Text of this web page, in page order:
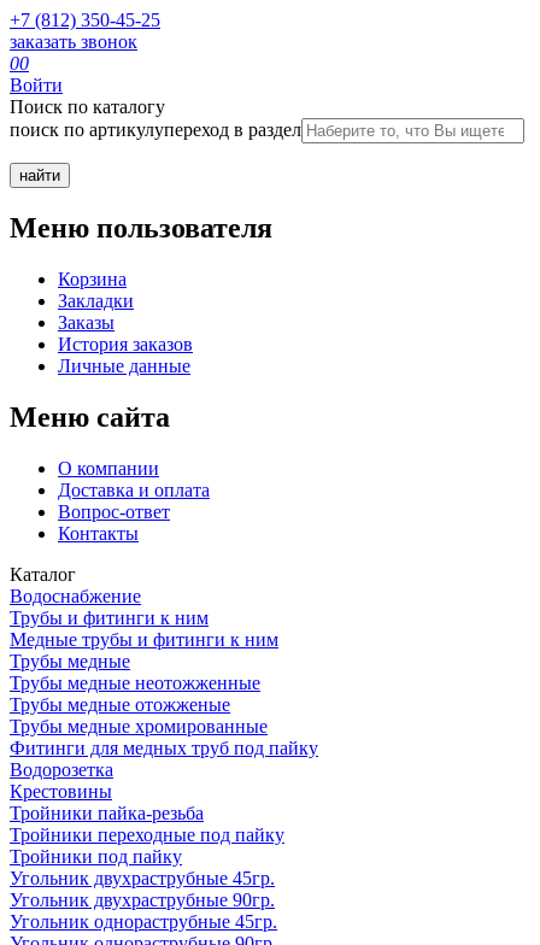
+7 (812) 350-45-25
заказать звонок
00
Войти
Поиск по каталогу
поиск по артикулупереход в раздел
Меню пользователя
Корзина
Закладки
Заказы
История заказов
Личные данные
Меню сайта
О компании
Доставка и оплата
Вопрос-ответ
Контакты
Каталог
Водоснабжение
Трубы и фитинги к ним
Медные трубы и фитинги к ним
Трубы медные
Трубы медные неотожженные
Трубы медные отожженые
Трубы медные хромированные
Фитинги для медных труб под пайку
Водорозетка
Крестовины
Тройники пайка-резьба
Тройники переходные под пайку
Тройники под пайку
Угольник двухраструбные 45гр.
Угольник двухраструбные 90гр.
Угольник однораструбные 45гр.